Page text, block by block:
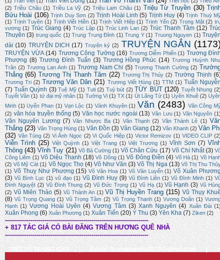
(2) Triều Châu (1) Triều La Vỹ (2) Triệu Lam Châu (1) Triệu Từ Truyền (30)
Bửu Hoài (106) Trịnh Duy Sơn (2) Trịnh Hoài Linh (5) Trịnh Huy (4) Trịnh Thuỳ
(1) Trịnh Tuyên (1) Trịnh Viết Hiền (1) Trịnh Viết Hiệp (1) Trịnh Yến (2) Trọng Mật (2)
vương (1) Trúc Giang (4) Trúc Lập (1) Trúc Linh Lan (2) Trúc Thanh Tâm (12)
Thuyên (3) trung quốc (1) Trung Trung Đỉnh (1) Trung Y (1) Truong Nguyen (1)
dài (10) TRUYỆN DỊCH (17) Truyện ký (2) TRUYỆN NGẮN
TRUYỆN VỪA (14) Trương Công Tưởng (16) Trương Diễm Phiến (1) Trương
Phượng (8) Trương Đình Tuấn (3) Trương Hồng Phúc (14) Trương Huỳnh
Trân (2) Trương Lan Anh (1) Trương Nam Chi (5) Trương Thanh Cường (2)
Thắng (65) Trương Thị Thanh Tâm (22) Trương Thị Thúy (2) Trường Thịnh
Trương Tri (2) Trương Văn Dân (21) Trương Viết Hùng (1) TTM (1) Tuấn
(7) Tuấn Quỳnh (3) Tuệ Mỹ (1) Tuti (2) Tuỳ bút (2) TÙY BÚT (120) Tuyết Nhung
Tuyết Vân (1) tứ đại mỹ nhân (1) Tường Vi (1) TX (1) Út Lãng Tử (1) Uyên Khuê (2)
Minh (1) Uyển Phan (1) Vạn Lộc (1) Vành Khuyên (1) Văn (2483) Văn Công
(2) văn hóa truyền thống (5) Văn học nước ngoài (13) Văn Lưu (1) Văn Nguyên
Văn Nguyên Lương (7) Văn Nhược Ba (1) Văn Thạnh (2) Văn Thành Lê (1)
Thắng (23) Văn Trọng Hùng (1) Vân Đồn (3) Vân Giang (12) Vân Khanh (2) Vân
(32) Vân Tùng (2) Vi Ánh Ngọc (2) Vi Quốc Hiệp (1) Victor Remizov (1) VIDEO CLIP
Viễn Trình (25) Việt Quỳnh (1) Việt Trang (1) Việt Trương (1) Vĩnh Sơn (7)
Thông (43) Vĩnh Tuy (21) Võ Bá Cường (1) Võ Chân Cửu (17) Võ Chí Nhất (3)
Công Liêm (1) Võ Diệu Thanh (18) Võ Dõng (1) Võ Đông Điền (4) Võ Hà (1) Võ
(2) Võ Mỹ Cát (1) Võ Ngọc Thọ (4) Võ Như Văn (3) Võ Thị Nga (13) Võ Thị Thu
(1) Võ Thuỵ Như Phương (15) Võ Văn Hoa (1) Võ Văn Luyến (1) Võ Xuân
(3) Vũ Bình Lục (1) vũ đạo (1) Vũ Đình Huy (9) Vũ Đình Liên (1) Vũ Đình Minh (1)
Đình Nguyệt (2) Vũ Đình Thung (2) Vũ Đức Trọng (1) Vũ Hạ (1) Vũ Hạnh (3) Vũ
(2) Vũ Miên Thảo (5) Vũ Thành An (1) Vũ Thị Huyền Trang (115) Vũ Thụy
(8) Vũ Trọng Quang (1) Vũ Trọng Tâm (2) Vũ Trọng Thanh (1) Vương Doãn (1)
Hạnh (1) Vương Hoài Uyên (4) Vương Tâm (3) Xanh Nguyên (4) Xuân Đài
Xuân Phong (6) Xuân Phương (1) Xuân Tiến (20) Ý Thu (3) Yên Kha (7) Ziken (2)
-------------------------------------------------------------------------
+ 817 TÁC GIẢ CÓ BÀI ĐĂNG TRÊN HƯƠNG QUÊ NHÀ
-------------------------------------------------------------------------
TRỞ VỀ TRANG CHỦ Email: huongquenha2023@gmail.com